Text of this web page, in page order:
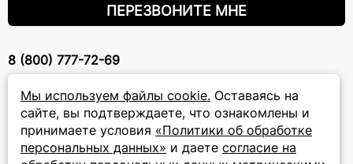
Мы используем файлы cookie. Оставаясь на
сайте, вы подтверждаете, что ознакомлены и
принимаете условия «Политики об обработке
персональных данных» и даете согласие на
ПЕРЕЗВОНИТЕ МНЕ
8 (800) 777-72-69
прием звонков: круглосуточно
ПОДПИСКА НА РАССЫЛКУ
Подписаться на новости